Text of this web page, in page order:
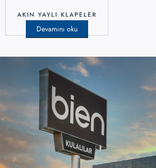
AKIN YAYLI KLAPELER
Devamını oku